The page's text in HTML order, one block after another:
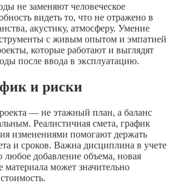
не заменяют человеческое
видеть то, что не отражено в
акустику, атмосферу. Умение
с живым опытом и эмпатией
которые работают и выглядят
после ввода в эксплуатацию.
и риски
— не этажный план, а баланс
Реалистичная смета, график
изменениями помогают держать
и сроков. Важна дисциплина в учете
добавление объема, новая
материала может значительно